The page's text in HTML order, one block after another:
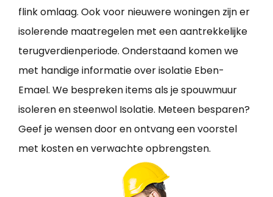
flink omlaag. Ook voor nieuwere woningen zijn er
isolerende maatregelen met een aantrekkelijke
terugverdienperiode. Onderstaand komen we
met handige informatie over isolatie Eben-
Emael. We bespreken items als je spouwmuur
isoleren en steenwol Isolatie. Meteen besparen?
Geef je wensen door en ontvang een voorstel
met kosten en verwachte opbrengsten.